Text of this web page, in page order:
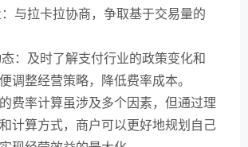
与拉卡拉协商，争取基于交易量的
：及时了解支付行业的政策变化和
调整经营策略，降低费率成本。
费率计算虽涉及多个因素，但通过理
计算方式，商户可以更好地规划自己